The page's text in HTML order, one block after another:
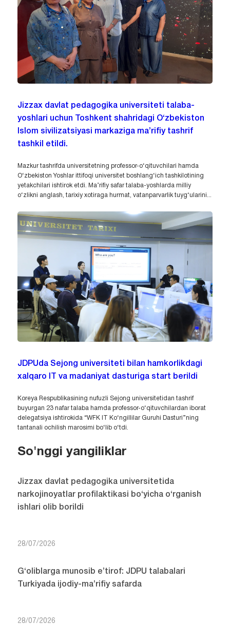
Jizzax davlat pedagogika universiteti talaba-
yoshlari uchun Toshkent shahridagi O‘zbekiston
Islom sivilizatsiyasi markaziga ma’rifiy tashrif
tashkil etildi.
Mazkur tashrifda universitetning professor-o‘qituvchilari hamda
O‘zbekiston Yoshlar ittifoqi universitet boshlang‘ich tashkilotining
yetakchilari ishtirok etdi. Ma’rifiy safar talaba-yoshlarda milliy
o‘zlikni anglash, tarixiy xotiraga hurmat, vatanparvarlik tuyg‘ularini...
JDPUda Sejong universiteti bilan hamkorlikdagi
xalqaro IT va madaniyat dasturiga start berildi
Koreya Respublikasining nufuzli Sejong universitetidan tashrif
buyurgan 23 nafar talaba hamda professor-o‘qituvchilardan iborat
delegatsiya ishtirokida “WFK IT Ko‘ngillilar Guruhi Dasturi”ning
tantanali ochilish marosimi bo‘lib o‘tdi.
So'nggi yangiliklar
Jizzax davlat pedagogika universitetida
narkojinoyatlar profilaktikasi bo‘yicha o‘rganish
ishlari olib borildi
28/07/2026
G‘oliblarga munosib e’tirof: JDPU talabalari
Turkiyada ijodiy-ma’rifiy safarda
28/07/2026